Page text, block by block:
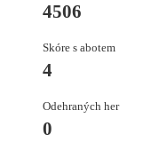
4506
Skóre s abotem
4
Odehraných her
0